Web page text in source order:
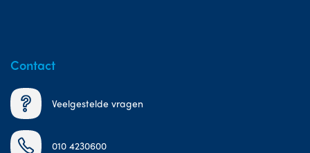
Contact
Veelgestelde vragen
010 4230600